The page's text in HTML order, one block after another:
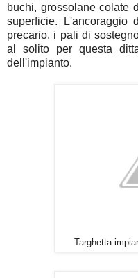
buchi, grossolane colate
superficie. L'ancoraggio
precario, i pali di
al solito per questa
dell'impianto.
Targhetta